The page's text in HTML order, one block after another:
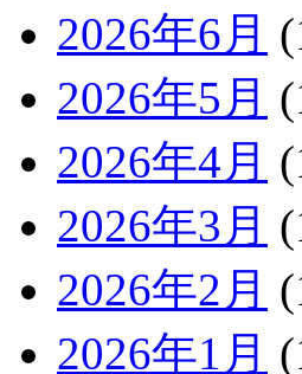
2026年6月
2026年5月
2026年4月
2026年3月
2026年2月
2026年1月